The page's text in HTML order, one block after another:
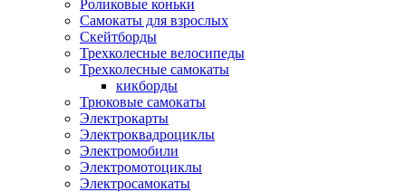
Роликовые коньки
Самокаты для взрослых
Скейтборды
Трехколесные велосипеды
Трехколесные самокаты
кикборды
Трюковые самокаты
Электрокарты
Электроквадроциклы
Электромобили
Электромотоциклы
Электросамокаты